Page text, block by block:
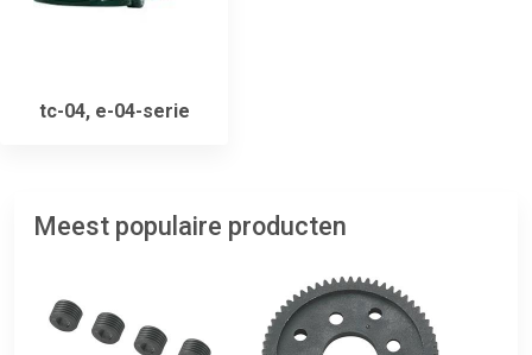
tc-04, e-04-serie
Meest populaire producten